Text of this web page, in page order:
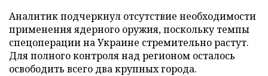
Аналитик подчеркнул отсутствие необходимости
применения ядерного оружия, поскольку темпы
спецоперации на Украине стремительно растут.
Для полного контроля над регионом осталось
освободить всего два крупных города.